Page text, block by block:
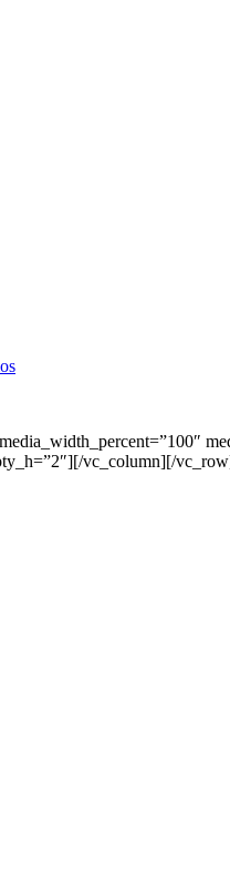
vc_column][/